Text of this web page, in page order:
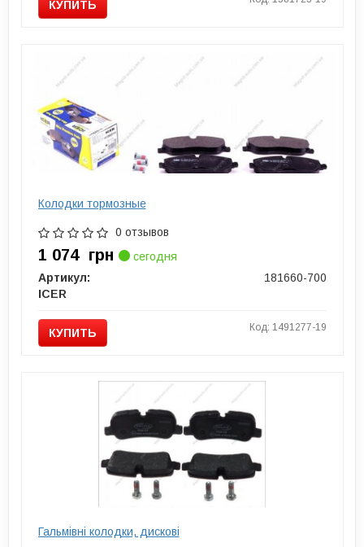
КУПИТЬ
Колодки тормозные
0 отзывов
1 074 грн
сегодня
Артикул:
181660-700
ICER
КУПИТЬ Код: 1491277-19
Гальмівні колодки, дискові